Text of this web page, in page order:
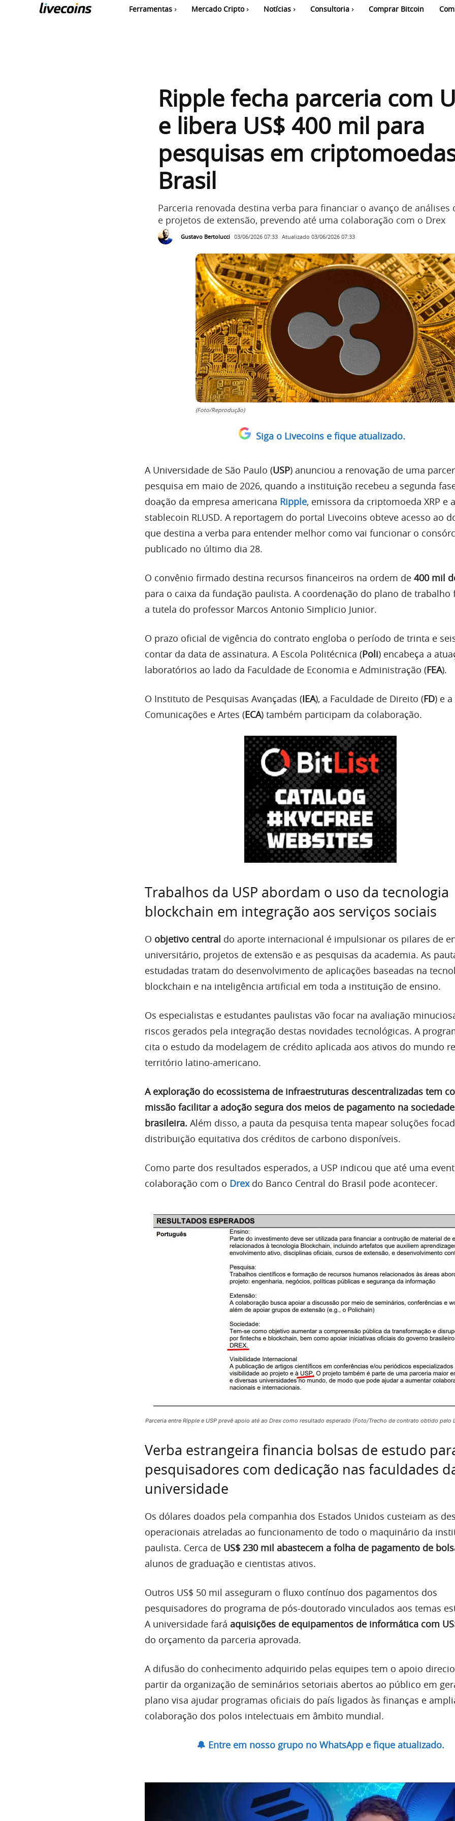
Ferramentas Mercado Cripto Notícias Consultoria Comprar Bitcoin
Ripple fecha parceria com
e libera US$ 400 mil para
pesquisas em
Brasil
Parceria renovada destina verba para financiar o avanço de análises
e projetos de extensão, prevendo até uma colaboração com o Drex
Gustavo Bertolucci 03/06/2026 07:33 Atualizado 03/06/2026 07:33
(Foto/Reprodução)
Siga o Livecoins e fique atualizado.
A Universidade de São Paulo (USP) anunciou a renovação de uma
pesquisa em maio de 2026, quando a instituição recebeu a segunda
doação da empresa americana Ripple, emissora da criptomoeda XRP e a
stablecoin RLUSD. A reportagem do portal Livecoins obteve acesso ao
que destina a verba para entender melhor como vai funcionar o
publicado no último dia 28.
O convênio firmado destina recursos financeiros na ordem de 400 mil
para o caixa da fundação paulista. A coordenação do plano de trabalho
a tutela do professor Marcos Antonio Simplicio Junior.
O prazo oficial de vigência do contrato engloba o período de trinta e
contar da data de assinatura. A Escola Politécnica (Poli) encabeça a
laboratórios ao lado da Faculdade de Economia e Administração (FEA).
O Instituto de Pesquisas Avançadas (IEA), a Faculdade de Direito (FD) e
Comunicações e Artes (ECA) também participam da colaboração.
Trabalhos da USP abordam o uso da tecnologia
blockchain em integração aos serviços sociais
O objetivo central do aporte internacional é impulsionar os pilares de
universitário, projetos de extensão e as pesquisas da academia. As
estudadas tratam do desenvolvimento de aplicações baseadas na
blockchain e na inteligência artificial em toda a instituição de ensino.
Os especialistas e estudantes paulistas vão focar na avaliação
riscos gerados pela integração destas novidades tecnológicas. A
cita o estudo da modelagem de crédito aplicada aos ativos do mundo
território latino-americano.
A exploração do ecossistema de infraestruturas descentralizadas tem
missão facilitar a adoção segura dos meios de pagamento na sociedade
brasileira. Além disso, a pauta da pesquisa tenta mapear soluções
distribuição equitativa dos créditos de carbono disponíveis.
Como parte dos resultados esperados, a USP indicou que até uma
colaboração com o Drexdo Banco Central do Brasil pode acontecer.
Parceria entre Ripple e USP prevê apoio até ao Drex como resultado esperado (Foto/Trecho de contrato obtido pelo
Verba estrangeira financia bolsas de estudo
pesquisadores com dedicação nas faculdades
universidade
Os dólares doados pela companhia dos Estados Unidos custeiam as
operacionais atreladas ao funcionamento de todo o maquinário da
paulista. Cerca de US$ 230 mil abastecem a folha de pagamento de
alunos de graduação e cientistas ativos.
Outros US$ 50 mil asseguram o fluxo contínuo dos pagamentos dos
pesquisadores do programa de pós-doutorado vinculados aos temas
A universidade fará aquisições de equipamentos de informática com
do orçamento da parceria aprovada.
A difusão do conhecimento adquirido pelas equipes tem o apoio
partir da organização de seminários setoriais abertos ao público em
plano visa ajudar programas oficiais do país ligados às finanças e
colaboração dos polos intelectuais em âmbito mundial.
🔔 Entre em nosso grupo no WhatsApp e fique atualizado.